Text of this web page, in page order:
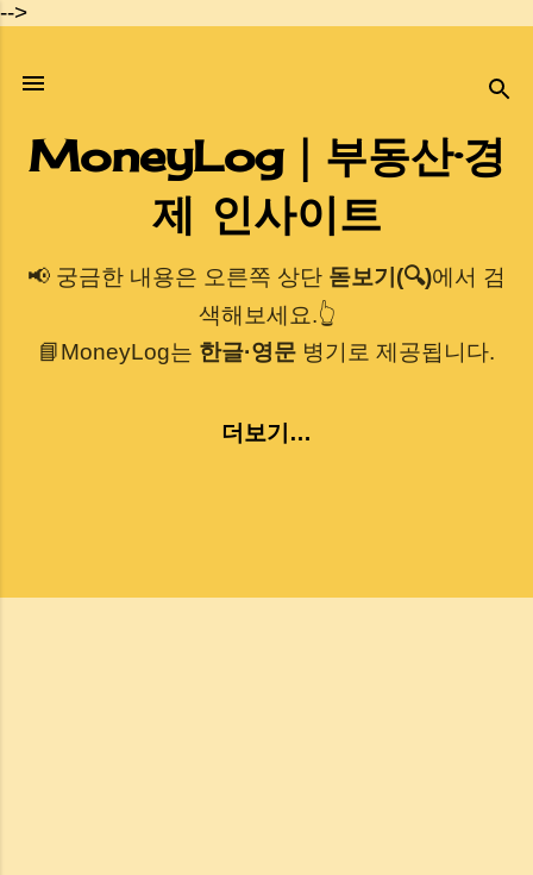
-->
기본 콘텐츠로 건너뛰기
MoneyLog｜부동산·경
제 인사이트
📢 궁금한 내용은 오른쪽 상단 돋보기(🔍)에서 검
색해보세요.👆
📘MoneyLog는 한글·영문 병기로 제공됩니다.
더보기…